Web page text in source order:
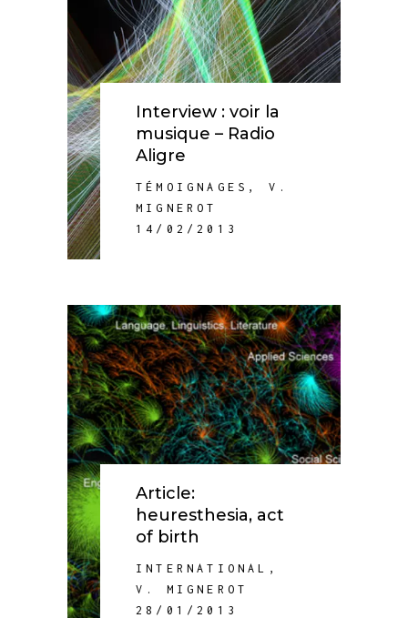
Interview : voir la
musique – Radio
Aligre
TÉMOIGNAGES , V.
MIGNEROT
14/02/2013
Article:
heuresthesia, act
of birth
INTERNATIONAL
,
V. MIGNEROT
28/01/2013